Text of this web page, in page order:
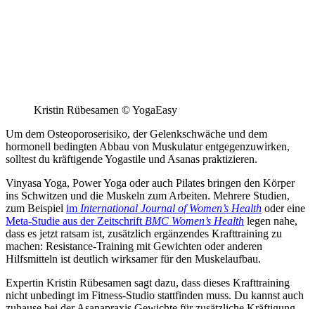
Kristin Rübesamen © YogaEasy
Um dem Osteoporoserisiko, der Gelenkschwäche und dem
hormonell bedingten Abbau von Muskulatur entgegenzuwirken,
solltest du kräftigende Yogastile und Asanas praktizieren.
Vinyasa Yoga, Power Yoga oder auch Pilates bringen den Körper
ins Schwitzen und die Muskeln zum Arbeiten. Mehrere Studien,
zum Beispiel im International Journal of Women’s Health oder eine
Meta-Studie aus der Zeitschrift BMC Women’s Health legen nahe,
dass es jetzt ratsam ist, zusätzlich ergänzendes Krafttraining zu
machen: Resistance-Training mit Gewichten oder anderen
Hilfsmitteln ist deutlich wirksamer für den Muskelaufbau.
Expertin Kristin Rübesamen sagt dazu, dass dieses Krafttraining
nicht unbedingt im Fitness-Studio stattfinden muss. Du kannst auch